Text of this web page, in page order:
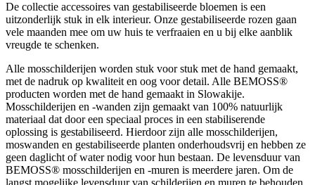
De collectie accessoires van gestabiliseerde bloemen is een
uitzonderlijk stuk in elk interieur. Onze gestabiliseerde rozen gaan
vele maanden mee om uw huis te verfraaien en u bij elke aanblik
vreugde te schenken.
Alle mosschilderijen worden stuk voor stuk met de hand gemaakt,
met de nadruk op kwaliteit en oog voor detail. Alle BEMOSS®
producten worden met de hand gemaakt in Slowakije.
Mosschilderijen en -wanden zijn gemaakt van 100% natuurlijk
materiaal dat door een speciaal proces in een stabiliserende
oplossing is gestabiliseerd. Hierdoor zijn alle mosschilderijen,
moswanden en gestabiliseerde planten onderhoudsvrij en hebben ze
geen daglicht of water nodig voor hun bestaan. De levensduur van
BEMOSS® mosschilderijen en -muren is meerdere jaren. Om de